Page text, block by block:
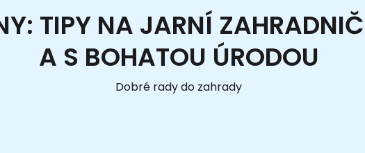
TIPY NA JARNÍ
A S BOHATOU ÚRODOU
Dobré rady do zahrady